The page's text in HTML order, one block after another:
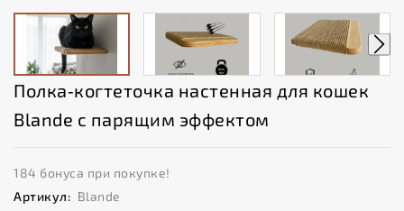
Полка‑когтеточка настенная для кошек
Blande с парящим эффектом
184 бонуса при покупке!
Артикул: Blande